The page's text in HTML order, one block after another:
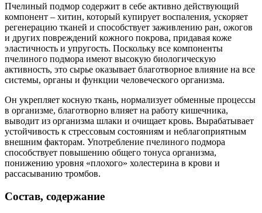
Пчелиный подмор содержит в себе активно действующий
компонент – хитин, который купирует воспаления, ускоряет
регенерацию тканей и способствует заживлению ран, ожогов
и других повреждений кожного покрова, придавая коже
эластичность и упругость. Поскольку все компоненты
пчелиного подмора имеют высокую биологическую
активность, это сырье оказывает благотворное влияние на все
системы, органы и функции человеческого организма.
Он укрепляет косную ткань, нормализует обменные процессы
в организме, благотворно влияет на работу кишечника,
выводит из организма шлаки и очищает кровь. Вырабатывает
устойчивость к стрессовым состояниям и неблагоприятным
внешним факторам. Употребление пчелиного подмора
способствует повышению общего тонуса организма,
понижению уровня «плохого» холестерина в крови и
рассасыванию тромбов.
Состав, содержание